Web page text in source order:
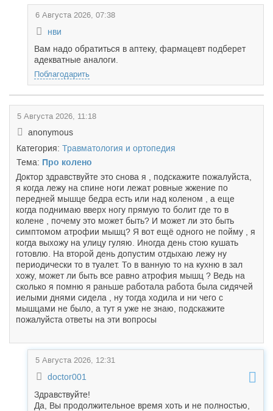
6 Августа 2026, 07:38
нви
Вам надо обратиться в аптеку, фармацевт подберет
адекватные аналоги.
Поблагодарить
5 Августа 2026, 11:18
anonymous
Категория: Травматология и ортопедия
Тема: Про колено
Доктор здравствуйте это снова я , подскажите пожалуйста,
я когда лежу на спине ноги лежат ровные жжение по
передней мышце бедра есть или над коленом , а еще
когда поднимаю вверх ногу прямую то болит где то в
колене , почему это может быть? И может ли это быть
симптомом атрофии мышц? Я вот ещё одного не пойму , я
когда выхожу на улицу гуляю. Иногда день стою кушать
готовлю. На второй день допустим отдыхаю лежу ну
периодически то в туалет. То в ванную то на кухню в зал
хожу, может ли быть все равно атрофия мышц ? Ведь на
сколько я помню я раньше работала работа была сидячей
иелыми днями сидела , ну тогда ходила и ни чего с
мышцами не было, а тут я уже не знаю, подскажите
пожалуйста ответы на эти вопросы
5 Августа 2026, 12:31
doctor001
Здравствуйте!
Да, Вы продолжительное время хоть и не полностью,